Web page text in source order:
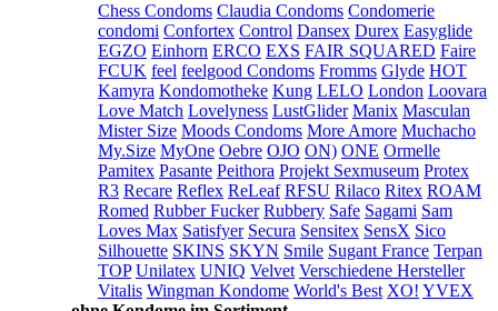
Chess Condoms Claudia Condoms Condomerie
condomi Confortex Control Dansex Durex Easyglide
EGZO Einhorn ERCO EXS FAIR SQUARED Faire
FCUK feel feelgood Condoms Fromms Glyde HOT
Kamyra Kondomotheke Kung LELO London Loovara
Love Match Lovelyness LustGlider Manix Masculan
Mister Size Moods Condoms More Amore Muchacho
My.Size MyOne Oebre OJO ON) ONE Ormelle
Pamitex Pasante Peithora Projekt Sexmuseum Protex
R3 Recare Reflex ReLeaf RFSU Rilaco Ritex ROAM
Romed Rubber Fucker Rubbery Safe Sagami Sam
Loves Max Satisfyer Secura Sensitex SensX Sico
Silhouette SKINS SKYN Smile Sugant France Terpan
TOP Unilatex UNIQ Velvet Verschiedene Hersteller
Vitalis Wingman Kondome World's Best XO! YVEX